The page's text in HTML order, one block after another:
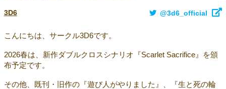
3D6 @3d6_official
こんにちは、サークル3D6です。
2026春は、新作ダブルクロスシナリオ『Scarlet Sacrifice』を頒
布予定です。
その他、既刊・旧作の『遊び人がやりました』、『生と死の輪